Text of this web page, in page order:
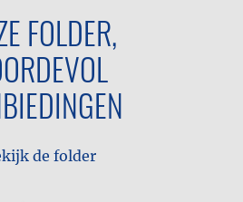
FOLDER,
de folder